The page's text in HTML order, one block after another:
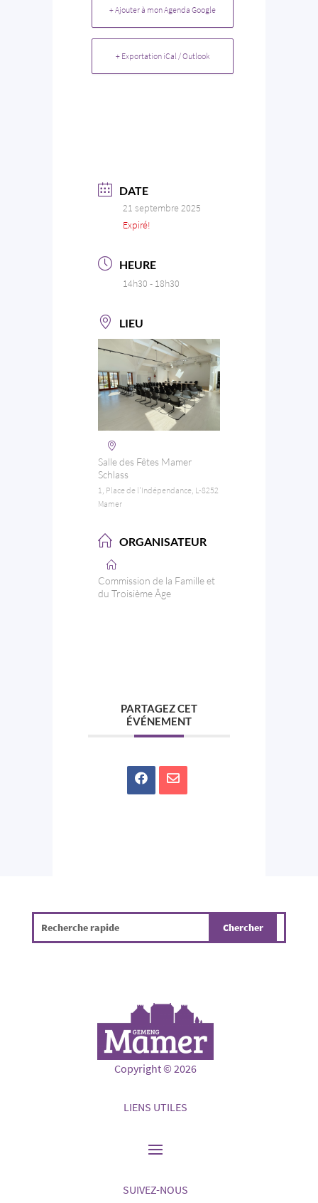
+ Ajouter à mon Agenda Google
+ Exportation iCal / Outlook
DATE
21 septembre 2025
Expiré!
HEURE
14h30 - 18h30
LIEU
Salle des Fêtes Mamer
Schlass
1, Place de l'Indépendance, L-8252
Mamer
ORGANISATEUR
Commission de la Famille et
du Troisième Âge
PARTAGEZ CET
ÉVÉNEMENT
Copyright © 2026
LIENS UTILES
SUIVEZ-NOUS